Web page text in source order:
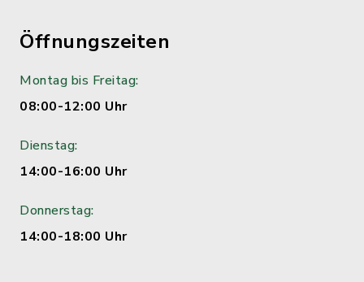
Öffnungszeiten
Montag bis Freitag:
08:00-12:00 Uhr
Dienstag:
14:00-16:00 Uhr
Donnerstag:
14:00-18:00 Uhr